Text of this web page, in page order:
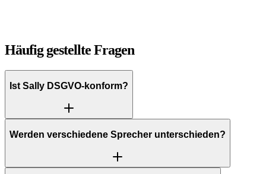
Häufig gestellte Fragen
Ist Sally DSGVO-konform?
Werden verschiedene Sprecher unterschieden?